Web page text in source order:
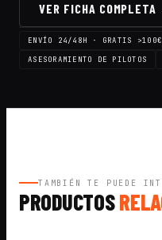
VER FICHA
ENVÍO 24/48H · GRATIS >100€
ASESORAMIENTO DE PILOTOS
TAMBIÉN TE PUEDE
PRODUCTOS